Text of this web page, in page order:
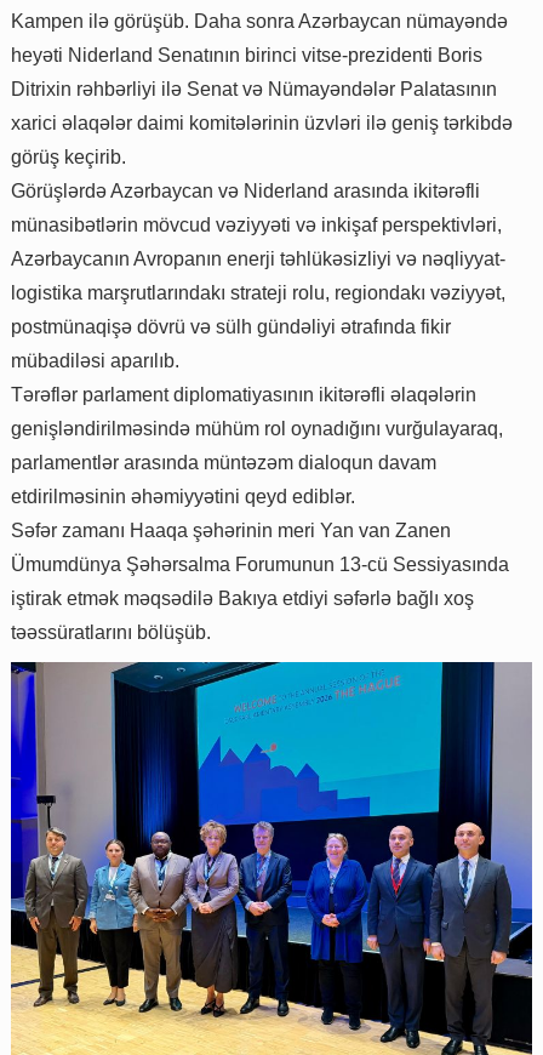
Kampen ilə görüşüb. Daha sonra Azərbaycan nümayəndə
heyəti Niderland Senatının birinci vitse-prezidenti Boris
Ditrixin rəhbərliyi ilə Senat və Nümayəndələr Palatasının
xarici əlaqələr daimi komitələrinin üzvləri ilə geniş tərkibdə
görüş keçirib.
Görüşlərdə Azərbaycan və Niderland arasında ikitərəfli
münasibətlərin mövcud vəziyyəti və inkişaf perspektivləri,
Azərbaycanın Avropanın enerji təhlükəsizliyi və nəqliyyat-
logistika marşrutlarındakı strateji rolu, regiondakı vəziyyət,
postmünaqişə dövrü və sülh gündəliyi ətrafında fikir
mübadiləsi aparılıb.
Tərəflər parlament diplomatiyasının ikitərəfli əlaqələrin
genişləndirilməsində mühüm rol oynadığını vurğulayaraq,
parlamentlər arasında müntəzəm dialoqun davam
etdirilməsinin əhəmiyyətini qeyd ediblər.
Səfər zamanı Haaqa şəhərinin meri Yan van Zanen
Ümumdünya Şəhərsalma Forumunun 13-cü Sessiyasında
iştirak etmək məqsədilə Bakıya etdiyi səfərlə bağlı xoş
təəssüratlarını bölüşüb.